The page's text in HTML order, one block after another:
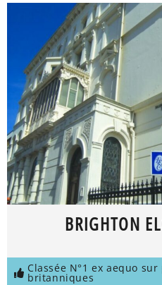
BRIGHTON
Classée N°1 ex aequo
britanniques